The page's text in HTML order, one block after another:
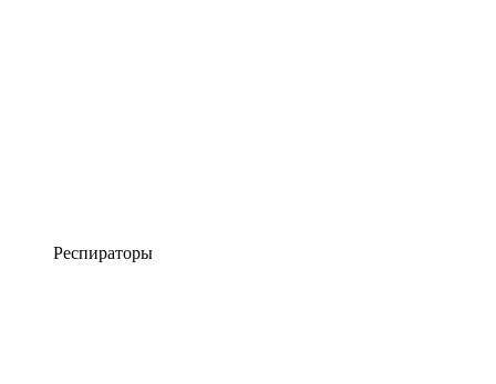
Респираторы